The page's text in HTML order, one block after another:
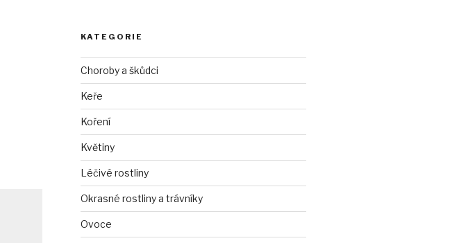
KATEGORIE
Choroby a škůdci
Keře
Koření
Květiny
Léčivé rostliny
Okrasné rostliny a trávníky
Ovoce